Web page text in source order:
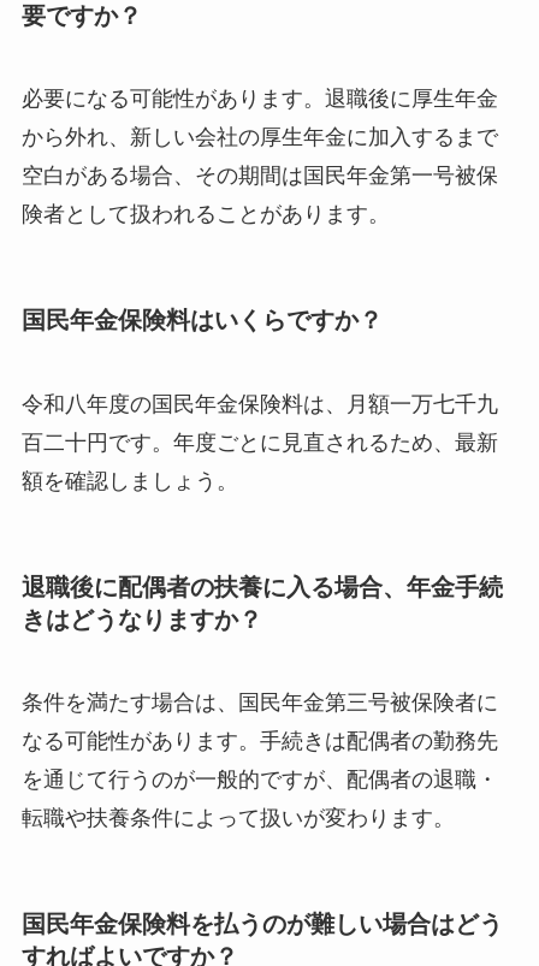
要ですか？
必要になる可能性があります。退職後に厚生年金
から外れ、新しい会社の厚生年金に加入するまで
空白がある場合、その期間は国民年金第一号被保
険者として扱われることがあります。
国民年金保険料はいくらですか？
令和八年度の国民年金保険料は、月額一万七千九
百二十円です。年度ごとに見直されるため、最新
額を確認しましょう。
退職後に配偶者の扶養に入る場合、年金手続
きはどうなりますか？
条件を満たす場合は、国民年金第三号被保険者に
なる可能性があります。手続きは配偶者の勤務先
を通じて行うのが一般的ですが、配偶者の退職・
転職や扶養条件によって扱いが変わります。
国民年金保険料を払うのが難しい場合はどう
すればよいですか？